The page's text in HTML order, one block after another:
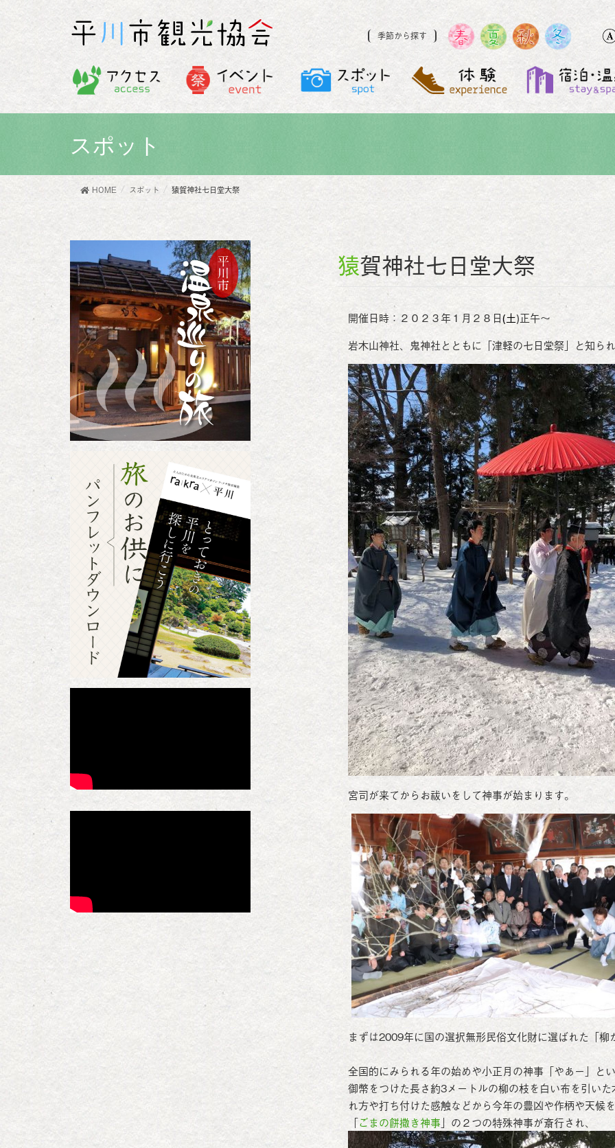
季節から探す
スポット
HOME スポット 猿賀神社七日堂大祭
猿賀神社七日堂大祭
開催日時：２０２３年１月２８日(土)正午～
岩木山神社、鬼神社とともに「津軽の七日堂祭」と知ら
宮司が来てからお祓いをして神事が始まります。
まずは2009年に国の選択無形民俗文化財に選ばれた「柳
全国的にみられる年の始めや小正月の神事「やあー」と
御幣をつけた長さ約3メートルの柳の枝を白い布を引い
れ方や打ち付けた感触などから今年の豊凶や作柄や天候
「ごまの餅撒き神事」の２つの特殊神事が斎行され、